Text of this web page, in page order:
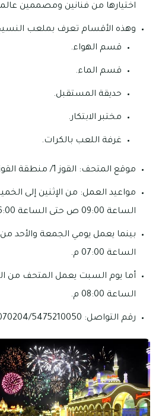
اختيارها من فنانين ومصممين
وهذه الأقسام تعرف بملعب
قسم الهواء.
قسم الماء.
حديقة المستقبل.
مختبر الابتكار.
غرفة اللعب بالكرات.
موقع المتحف: القوز 1/ منطقة القوز/ دبي.
مواعيد العمل: من الإثنين إلى
الساعة 09:00 ص حتى الساعة 06:00 م.
الساعة 07:00 م.
الساعة 08:00 م.
رقم التواصل: 730070204/5475210050.